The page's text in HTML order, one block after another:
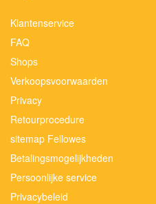
Klantenservice
FAQ
Shops
Verkoopsvoorwaarden
Privacy
Retourprocedure
sitemap Fellowes
Betalingsmogelijkheden
Persoonlijke service
Privacybeleid